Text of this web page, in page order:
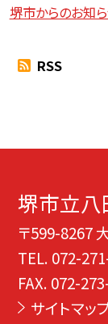
堺市からのお知ら
RSS
堺市立
〒599-8267
TEL. 072-
FAX. 072-
サイトマッ